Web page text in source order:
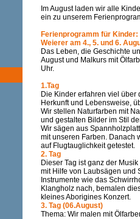
Im August laden wir alle
ein zu unserem
Ferienprogramm für
Weierer am 4., 5. und 6.
Das Leben, die Geschichte
August und Malkurs mit
Uhr.
1.Tag
Die Kinder erfahren viel
Herkunft und Lebensweise,
Wir stellen Naturfarben mit
und gestalten Bilder im Stil
Wir sägen aus
mit unseren Farben. Danach
auf Flugtauglichkeit getestet.
2. Tag
Dieser Tag ist ganz der
mit Hilfe von Laubsägen und
Instrumente wie das
Klangholz nach, bemalen
kleines Aborigines Konzert.
3. Tag (06.August)
Thema: Wir malen mit